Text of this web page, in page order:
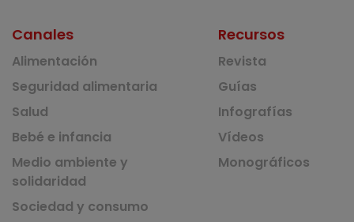
Canales
Alimentación
Seguridad alimentaria
Salud
Bebé e infancia
Medio ambiente y
solidaridad
Sociedad y consumo
Recursos
Revista
Guías
Infografías
Vídeos
Monográficos